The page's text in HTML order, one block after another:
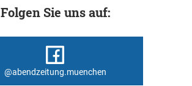
Folgen Sie uns auf:
@abendzeitung.muenchen